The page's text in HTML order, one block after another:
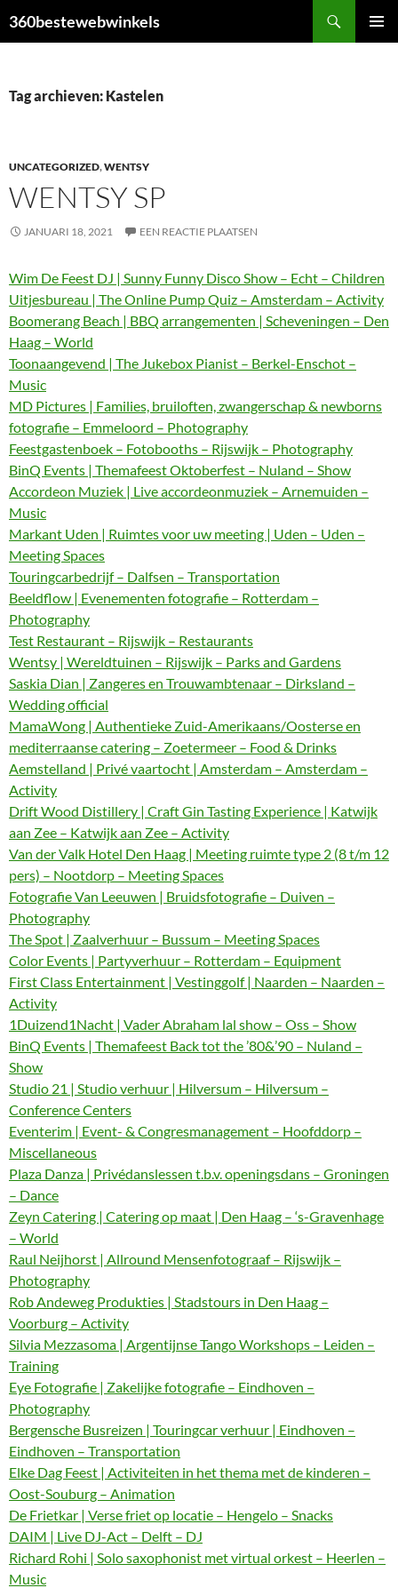
naar
360bestewebwinkels
Tag archieven: Kastelen
UNCATEGORIZED,WENTSY
WENTSY SP
JANUARI 18, 2021 EEN REACTIE PLAATSEN
Wim De Feest DJ | Sunny Funny Disco Show – Echt – Children
Uitjesbureau | The Online Pump Quiz – Amsterdam – Activity
Boomerang Beach | BBQ arrangementen | Scheveningen – Den
Haag – World
Toonaangevend | The Jukebox Pianist – Berkel-Enschot –
Music
MD Pictures | Families, bruiloften, zwangerschap & newborns
fotografie – Emmeloord – Photography
Feestgastenboek – Fotobooths – Rijswijk – Photography
BinQ Events | Themafeest Oktoberfest – Nuland – Show
Accordeon Muziek | Live accordeonmuziek – Arnemuiden –
Music
Markant Uden | Ruimtes voor uw meeting | Uden – Uden –
Meeting Spaces
Touringcarbedrijf – Dalfsen – Transportation
Beeldflow | Evenementen fotografie – Rotterdam –
Photography
Test Restaurant – Rijswijk – Restaurants
Wentsy | Wereldtuinen – Rijswijk – Parks and Gardens
Saskia Dian | Zangeres en Trouwambtenaar – Dirksland –
Wedding official
MamaWong | Authentieke Zuid-Amerikaans/Oosterse en
mediterraanse catering – Zoetermeer – Food & Drinks
Aemstelland | Privé vaartocht | Amsterdam – Amsterdam –
Activity
Drift Wood Distillery | Craft Gin Tasting Experience | Katwijk
aan Zee – Katwijk aan Zee – Activity
Van der Valk Hotel Den Haag | Meeting ruimte type 2 (8 t/m 12
pers) – Nootdorp – Meeting Spaces
Fotografie Van Leeuwen | Bruidsfotografie – Duiven –
Photography
The Spot | Zaalverhuur – Bussum – Meeting Spaces
Color Events | Partyverhuur – Rotterdam – Equipment
First Class Entertainment | Vestinggolf | Naarden – Naarden –
Activity
1Duizend1Nacht | Vader Abraham lal show – Oss – Show
BinQ Events | Themafeest Back tot the ’80&’90 – Nuland –
Show
Studio 21 | Studio verhuur | Hilversum – Hilversum –
Conference Centers
Eventerim | Event- & Congresmanagement – Hoofddorp –
Miscellaneous
Plaza Danza | Privédanslessen t.b.v. openingsdans – Groningen
– Dance
Zeyn Catering | Catering op maat | Den Haag – ‘s-Gravenhage
– World
Raul Neijhorst | Allround Mensenfotograaf – Rijswijk –
Photography
Rob Andeweg Produkties | Stadstours in Den Haag –
Voorburg – Activity
Silvia Mezzasoma | Argentijnse Tango Workshops – Leiden –
Training
Eye Fotografie | Zakelijke fotografie – Eindhoven –
Photography
Bergensche Busreizen | Touringcar verhuur | Eindhoven –
Eindhoven – Transportation
Elke Dag Feest | Activiteiten in het thema met de kinderen –
Oost-Souburg – Animation
De Frietkar | Verse friet op locatie – Hengelo – Snacks
DAIM | Live DJ-Act – Delft – DJ
Richard Rohi | Solo saxophonist met virtual orkest – Heerlen –
Music